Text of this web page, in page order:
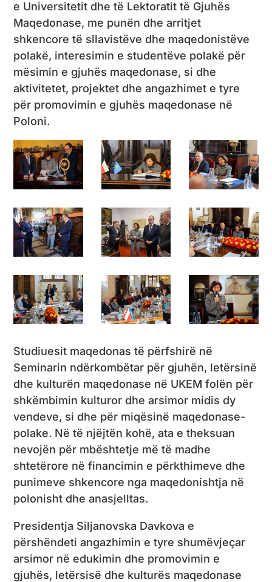
e Universitetit dhe të Lektoratit të Gjuhës
Maqedonase, me punën dhe arritjet
shkencore të sllavistëve dhe maqedonistëve
polakë, interesimin e studentëve polakë për
mësimin e gjuhës maqedonase, si dhe
aktivitetet, projektet dhe angazhimet e tyre
për promovimin e gjuhës maqedonase në
Poloni.
Studiuesit maqedonas të përfshirë në
Seminarin ndërkombëtar për gjuhën, letërsinë
dhe kulturën maqedonase në UKEM folën për
shkëmbimin kulturor dhe arsimor midis dy
vendeve, si dhe për miqësinë maqedonase-
polake. Në të njëjtën kohë, ata e theksuan
nevojën për mbështetje më të madhe
shtetërore në financimin e përkthimeve dhe
punimeve shkencore nga maqedonishtja në
polonisht dhe anasjelltas.
Presidentja Siljanovska Davkova e
përshëndeti angazhimin e tyre shumëvjeçar
arsimor në edukimin dhe promovimin e
gjuhës, letërsisë dhe kulturës maqedonase